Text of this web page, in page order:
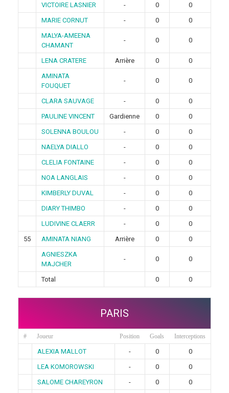
VICTOIRE LASNIER
- 0
0
MARIE CORNUT
- 0
0
MALYA-AMEENA
CHAMANT
- 0 0
LENA CRATERE Arrière 0
0
AMINATA
FOUQUET
- 0 0
CLARA SAUVAGE - 0
0
PAULINE VINCENT
Gardienne 0
0
SOLENNA BOULOU
- 0
0
NAELYA DIALLO
- 0
0
CLELIA FONTAINE
- 0
0
NOA LANGLAIS
- 0
0
KIMBERLY DUVAL
- 0
0
DIARY THIMBO
- 0
0
LUDIVINE CLAERR
- 0
0
55
AMINATA NIANG Arrière 0
0
AGNIESZKA
MAJCHER
- 0 0
Total 0 0
PARIS
# Joueur Position Goals Interceptions
ALEXIA MALLOT - 0
0
LEA KOMOROWSKI
- 0
0
SALOME CHAREYRON
- 0
0